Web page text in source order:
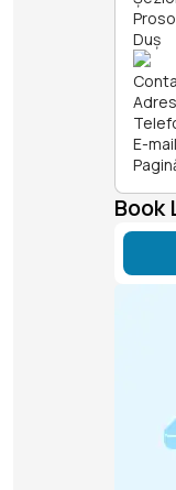
Duș
E-mail
Book